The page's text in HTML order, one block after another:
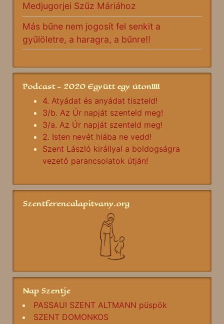
Medjugorjei Szűz Máriához
Más bűne nem jogosít fel senkit a
gyűlöletre, a haragra, a bűnre!!
Podcast - 2020 Együtt egy úton!!!!
4. Atyádat és anyádat tiszteld!
3/b. Az Úr napját szenteld meg!
3/a. Az Úr napját szenteld meg!
2. Isten nevét hiába ne vedd!
Szent László királlyal a boldogságra
vezető parancsolatok útján!
Szentferencalapitvany.org
Nap Szentje
PASSAUI SZENT ALTMANN püspök
SZENT DOMONKOS